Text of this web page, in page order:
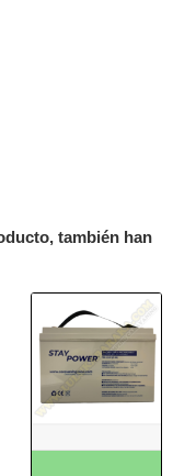
también han